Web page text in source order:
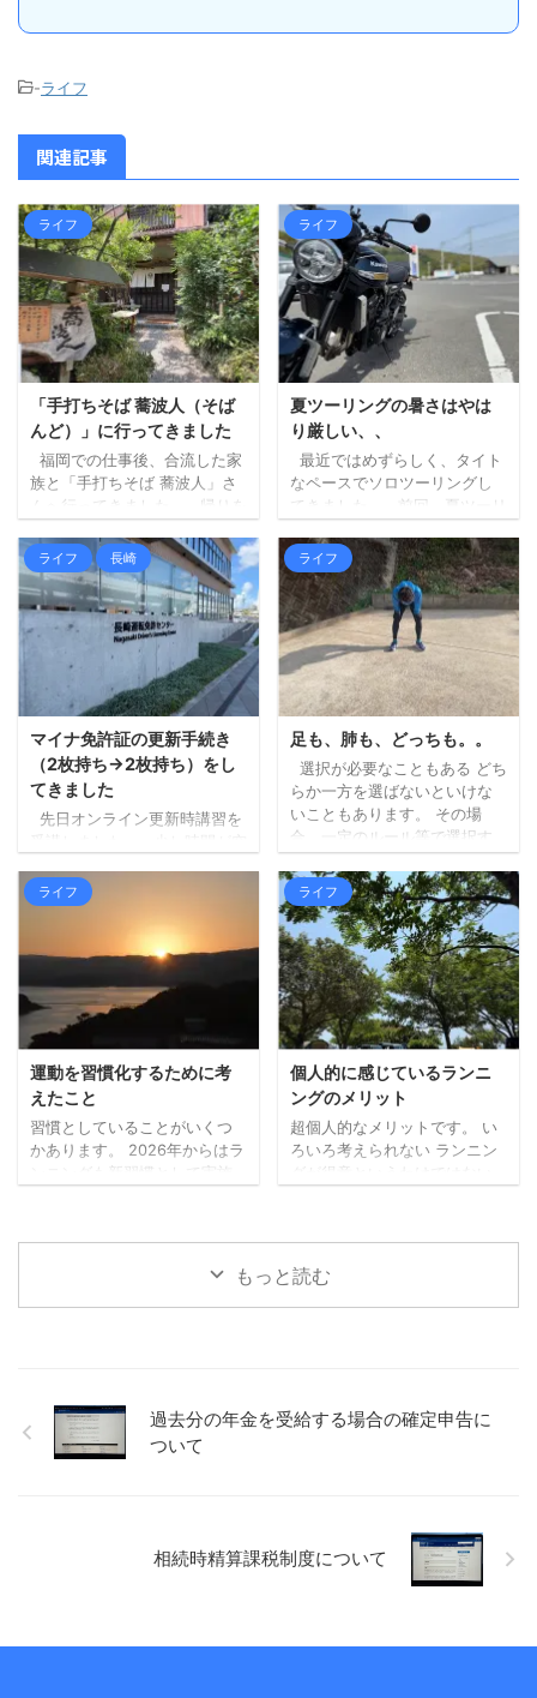
-ライフ
関連記事
ライフ
「手打ちそば 蕎波人（そば
んど）」に行ってきました
福岡での仕事後、合流した家
族と「手打ちそば 蕎波人」さ
んへ行ってきました。 帰りを
ばでも食べて帰ろうというこ
とになり、妻にお店を探して
もらいました（大抵妻に探し
てもらいます）。 蕎波人さん
は三瀬のお店ではないのです
が（福岡県早良区）、良さそ
うなお店の中から、到着予定
がちょうどよかったのも決め
手になりました。 詳しく調べ
ずにいったのですが、人気店
のようで、すでに受付を済ま
せて待機している人ばかりで
した。 ひとまず ...
ライフ
夏ツーリングの暑さはやは
り厳しい、、
最近ではめずらしく、タイト
なペースでソロツーリングし
てきました。 前回、夏ツーリ
はず、という記事を書きまし
たが、最初に掲げた「ずら
す」が中途半端だったため
に、暑さはどうにもなりませ
んでした。。 ちょっと前にベ
ストタイプのジャケットを新
調したので、それも試してみ
ましたが、個人の感想としま
しては、「幾分マシではある
ものの暑いもんは暑い！」と
いう結果となりました。 エン
ジンの排熱と日差しで、暑さ
（熱さ）が上からも下からも
なので。 山間部は涼しく ...
ライフ 長崎
マイナ免許証の更新手続き
（2枚持ち→2枚持ち）をし
てきました
先日オンライン更新時講習を
に行ってきました。 （行こう
と思った日が閉庁日だったり
で、行けずにおりまし
た。。）。 私は免許更新前に
マイナ免許証の2枚持ちに切り
替えていましたので、2枚持ち
→2枚持ちの更新手続きです。
今回の受付時にも、免許を3つ
から選ぶことや、私の場合、
次も2枚持ちにするかなど、事
前に確認がありました。 受付
時間前に待機する場所で（10
人ずつ受付）、係の方から
「次の免許証をマイナ免許 ...
ライフ
足も、肺も、どっちも。。
選択が必要なこともある どち
らか一方を選ばないといけな
いこともあります。 その場
合、一定のルール等で選択す
りますが、どっちが楽しいか
（宇宙兄弟より）など、自分
の心が動く方でいいのかもし
れません。 どちらかではな
く、できるならどっちも た
だ、できること・モノであれ
ば、どちらかではなく、どち
らもやってみるのがいいなと
考えています。 あれもこれも
何でも、というのとは違いま
すが、どちらも試してみない
とわからないこともあります
し、両方が大切なこともあっ
ライフ
運動を習慣化するために考
えたこと
習慣としていることがいくつ
かあります。 2026年からはラ
ンニングも新習慣として実施
中で、運動の習慣化は特に難
ことなど書いてみます。 小さ
おいても、すぐ取り掛かれな
いとしても、とりあえず資料
ライフ
個人的に感じているランニ
ングのメリット
超個人的なメリットです。 い
ろいろ考えられない ランニン
グが得意というわけではない
考えないというわけではあり
ませんが、あれやこれやとい
ろんなことを考えるような時
間にはなりません。いまのと
れもこれもとできないので、
すが。。 ふとしたアイデア ...
もっと読む
過去分の年金を受給する場合の確定申告に
ついて
相続時精算課税制度について